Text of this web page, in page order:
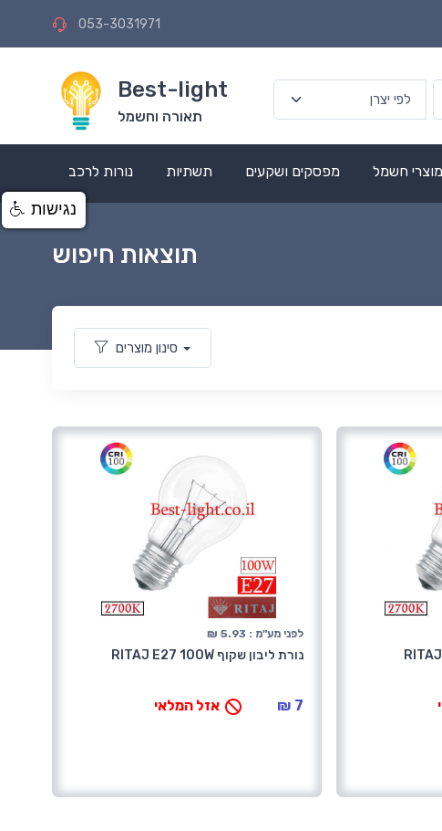
053-3031971
Best-light
תאורה וחשמל
מוצרי חשמל מפסקים ושקעים תשתיות נורות לרכב
תוצאות חיפוש
סינון מוצרים
לפני מע"מ : 5.93 ₪
נורת ליבון שקוף RITAJ E27 100W
7 ₪ אזל המלאי
נגישות